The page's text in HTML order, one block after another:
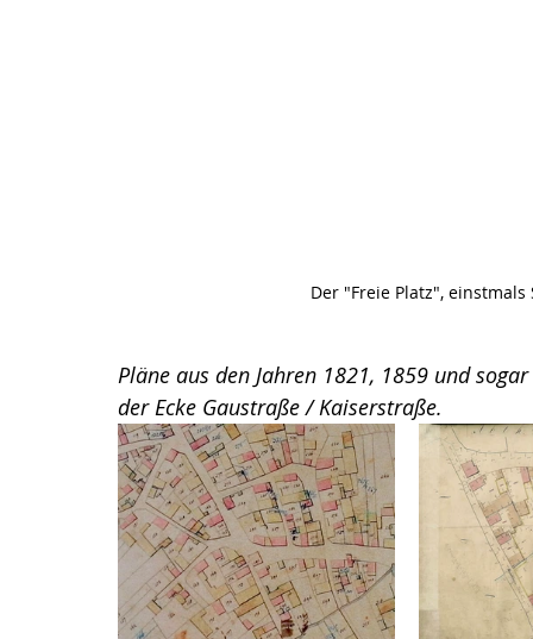
Der "Freie Platz",
Pläne aus den Jahren 1821, 1859 und
der Ecke Gaustraße / Kaiserstraße.